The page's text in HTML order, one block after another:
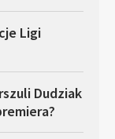
Ligi
Dudziak